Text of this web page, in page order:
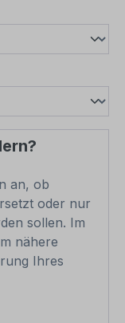
an, ob
oder nur
sollen. Im
nähere
Ihres